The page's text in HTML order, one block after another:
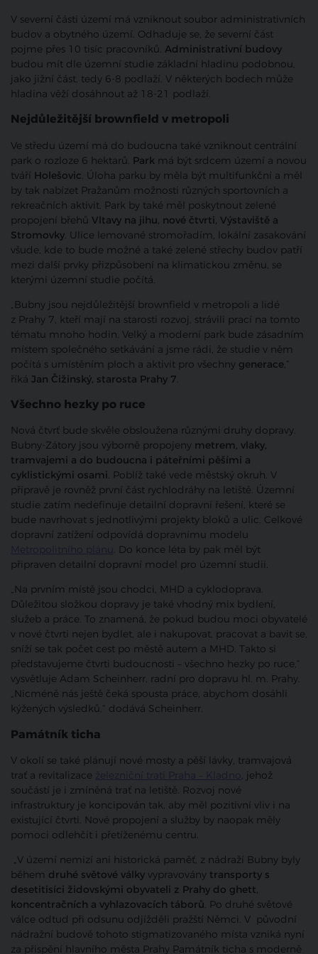
V severní části území má vzniknout soubor administrativních
budov a obytného území. Odhaduje se, že severní část
pojme přes 10 tisíc pracovníků. Administrativní budovy
budou mít dle územní studie základní hladinu podobnou,
jako jižní část, tedy 6-8 podlaží. V některých bodech může
hladina věží dosáhnout až 18-21 podlaží.
Nejdůležitější brownfield v metropoli
Ve středu území má do budoucna také vzniknout centrální
park o rozloze 6 hektarů. Park má být srdcem území a novou
tváří Holešovic. Úloha parku by měla být multifunkční a měl
by tak nabízet Pražanům možnosti různých sportovních a
rekreačních aktivit. Park by také měl poskytnout zelené
propojení břehů Vltavy na jihu, nové čtvrti, Výstaviště a
Stromovky. Ulice lemované stromořadím, lokální zasakování
všude, kde to bude možné a také zelené střechy budov patří
mezi další prvky přizpůsobení na klimatickou změnu, se
kterými územní studie počítá.
„Bubny jsou nejdůležitější brownfield v metropoli a lidé
z Prahy 7, kteří mají na starosti rozvoj, strávili prací na tomto
tématu mnoho hodin. Velký a moderní park bude zásadním
místem společného setkávání a jsme rádi, že studie v něm
počítá s umístěním ploch a aktivit pro všechny generace,“
říká Jan Čižinský, starosta Prahy 7.
Všechno hezky po ruce
Nová čtvrť bude skvěle obsloužena různými druhy dopravy.
Bubny-Zátory jsou výborně propojeny metrem, vlaky,
tramvajemi a do budoucna i páteřními pěšími a
cyklistickými osami. Poblíž také vede městský okruh. V
přípravě je rovněž první část rychlodráhy na letiště. Územní
studie zatím nedefinuje detailní dopravní řešení, které se
bude navrhovat s jednotlivými projekty bloků a ulic. Celkové
dopravní zatížení odpovídá dopravnímu modelu
Metropolitního plánu . Do konce léta by pak měl být
připraven detailní dopravní model pro územní studii.
„Na prvním místě jsou chodci, MHD a cyklodoprava.
Důležitou složkou dopravy je také vhodný mix bydlení,
služeb a práce. To znamená, že pokud budou moci obyvatelé
v nové čtvrti nejen bydlet, ale i nakupovat, pracovat a bavit se,
sníží se tak počet cest po městě autem a MHD. Takto si
představujeme čtvrti budoucnosti – všechno hezky po ruce,“
vysvětluje Adam Scheinherr, radní pro dopravu hl. m. Prahy.
„Nicméně nás ještě čeká spousta práce, abychom dosáhli
kýžených výsledků,“ dodává Scheinherr.
Památník ticha
V okolí se také plánují nové mosty a pěší lávky, tramvajová
trať a revitalizace železniční trati Praha – Kladno, jehož
součástí je i zmíněná trať na letiště. Rozvoj nové
infrastruktury je koncipován tak, aby měl pozitivní vliv i na
existující čtvrti. Nové propojení a služby by naopak měly
pomoci odlehčit i přetíženému centru.
„V území nemizí ani historická paměť, z nádraží Bubny byly
během druhé světové války vypravovány transporty s
desetitisíci židovskými obyvateli z Prahy do ghett,
koncentračních a vyhlazovacích táborů. Po druhé světové
válce odtud při odsunu odjížděli pražští Němci. V původní
nádražní budově tohoto stigmatizovaného místa vzniká nyní
za přispění hlavního města Prahy Památník ticha s moderně